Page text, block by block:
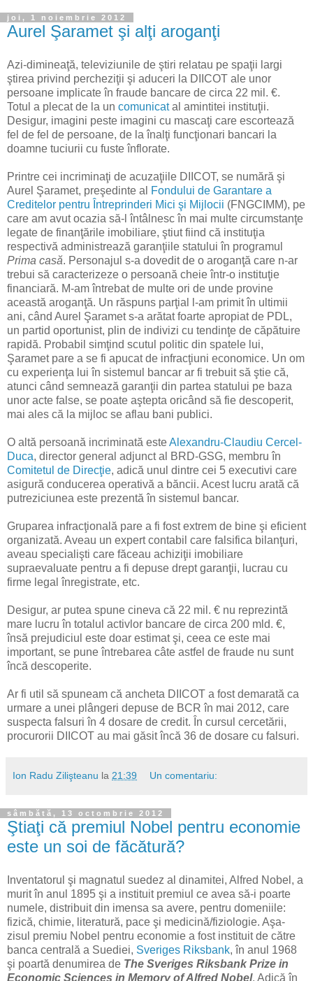
joi, 1 noiembrie 2012
Aurel Şaramet şi alţi aroganţi
Azi-dimineaţă, televiziunile de ştiri relatau pe spaţii largi
ştirea privind percheziţii şi aduceri la DIICOT ale unor
persoane implicate în fraude bancare de circa 22 mil. €.
Totul a plecat de la un comunicatal amintitei instituţii.
Desigur, imagini peste imagini cu mascaţi care escortează
fel de fel de persoane, de la înalţi funcţionari bancari la
doamne tuciurii cu fuste înflorate.
Printre cei incriminaţi de acuzaţiile DIICOT, se numără şi
Aurel Şaramet, preşedinte al
Fondului de Garantare a
Creditelor pentru Întreprinderi Mici şi Mijlocii (FNGCIMM), pe
care am avut ocazia să-l întâlnesc în mai multe circumstanţe
legate de finanţările imobiliare, ştiut fiind că instituţia
respectivă administrează garanţiile statului în programul
Prima casă. Personajul s-a dovedit de o aroganţă care n-ar
trebui să caracterizeze o persoană cheie într-o instituţie
financiară. M-am întrebat de multe ori de unde provine
această aroganţă. Un răspuns parţial l-am primit în ultimii
ani, când Aurel Şaramet s-a arătat foarte apropiat de PDL,
un partid oportunist, plin de indivizi cu tendinţe de căpătuire
rapidă. Probabil simţind scutul politic din spatele lui,
Şaramet pare a se fi apucat de infracţiuni economice. Un om
cu experienţa lui în sistemul bancar ar fi trebuit să ştie că,
atunci când semnează garanţii din partea statului pe baza
unor acte false, se poate aştepta oricând să fie descoperit,
mai ales că la mijloc se aflau bani publici.
O altă persoană incriminată esteAlexandru-Claudiu Cercel-
Duca, director general adjunct al BRD-GSG, membru în
Comitetul de Direcţie, adică unul dintre cei 5 executivi care
asigură conducerea operativă a băncii. Acest lucru arată că
putreziciunea este prezentă în sistemul bancar.
Gruparea infracţională pare a fi fost extrem de bine şi eficient
organizată. Aveau un expert contabil care falsifica bilanţuri,
aveau specialişti care făceau achiziţii imobiliare
supraevaluate pentru a fi depuse drept garanţii, lucrau cu
firme legal înregistrate, etc.
Desigur, ar putea spune cineva că 22 mil. € nu reprezintă
mare lucru în totalul activlor bancare de circa 200 mld. €,
însă prejudiciul este doar estimat şi, ceea ce este mai
important, se pune întrebarea câte astfel de fraude nu sunt
încă descoperite.
Ar fi util să spuneam că ancheta DIICOT a fost demarată ca
urmare a unei plângeri depuse de BCR în mai 2012, care
suspecta falsuri în 4 dosare de credit. În cursul cercetării,
procurorii DIICOT au mai găsit încă 36 de dosare cu falsuri.
Ion Radu Zilişteanu la 21:39 Un comentariu:
sâmbătă, 13 octombrie 2012
Ştiaţi că premiul Nobel pentru economie
este un soi de făcătură?
Inventatorul şi magnatul suedez al dinamitei, Alfred Nobel, a
murit în anul 1895 şi a instituit premiul ce avea să-i poarte
numele, distribuit din imensa sa avere, pentru domeniile:
fizică, chimie, literatură, pace şi medicină/fiziologie. Aşa-
zisul premiu Nobel pentru economie a fost instituit de către
banca centrală a Suediei, Sveriges Riksbank, în anul 1968
şi poartă denumirea de The Sveriges Riksbank Prize in
Economic Sciences in Memory of Alfred Nobel. Adică în